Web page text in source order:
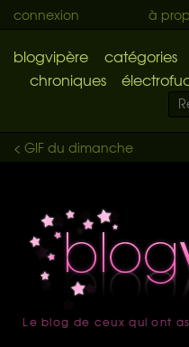
connexion à
blogvipère catégories
chroniques
< GIF du dimanche
accueil
Le blog de ceux qui ont